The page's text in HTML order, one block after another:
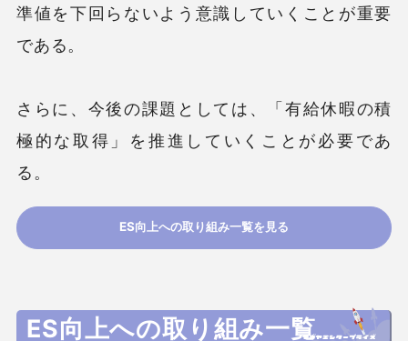
準値を下回らないよう意識していくことが重要
である。
さらに、今後の課題としては、「有給休暇の積
極的な取得」を推進していくことが必要であ
る。
ES向上への取り組み一覧を見る
ES向上への取り組み一覧